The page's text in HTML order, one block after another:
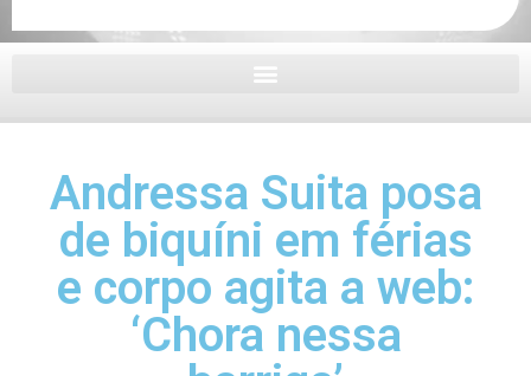
Andressa Suita posa
de biquíni em férias
e corpo agita a web:
‘Chora nessa